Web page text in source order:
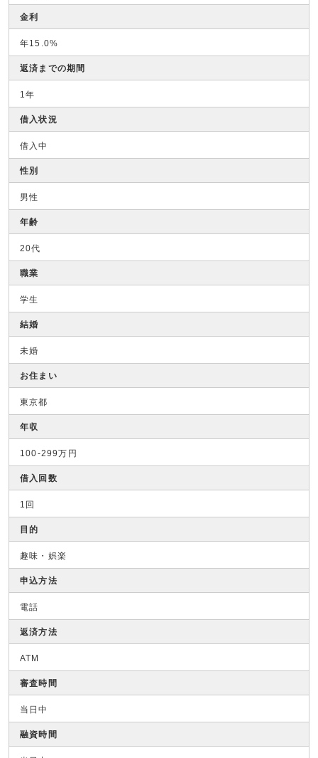
金利
年15.0%
返済までの期間
1年
借入状況
借入中
性別
男性
年齢
20代
職業
学生
結婚
未婚
お住まい
東京都
年収
100-299万円
借入回数
1回
目的
趣味・娯楽
申込方法
電話
返済方法
ATM
審査時間
当日中
融資時間